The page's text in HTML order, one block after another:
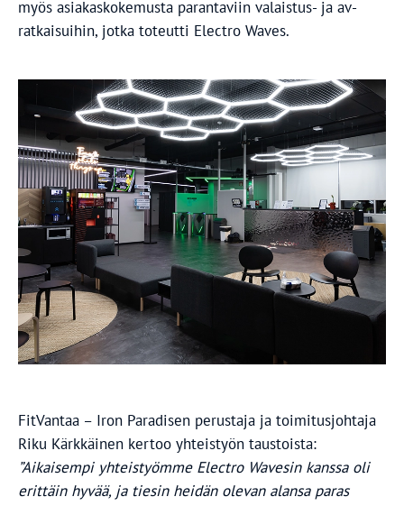
myös asiakaskokemusta parantaviin valaistus- ja av-
ratkaisuihin, jotka toteutti Electro Waves.
FitVantaa – Iron Paradisen perustaja ja toimitusjohtaja
Riku Kärkkäinen kertoo yhteistyön taustoista:
”Aikaisempi yhteistyömme Electro Wavesin kanssa oli
erittäin hyvää, ja tiesin heidän olevan alansa paras